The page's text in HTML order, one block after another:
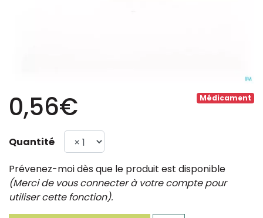
Médicament
0,56€
Quantité
Prévenez-moi dès que le produit est disponible
(Merci de vous connecter à votre compte pour
utiliser cette fonction).